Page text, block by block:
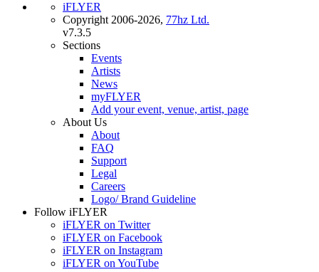
iFLYER
Copyright 2006-2026, 77hz Ltd.
v7.3.5
Sections
Events
Artists
News
myFLYER
Add your event, venue, artist, page
About Us
About
FAQ
Support
Legal
Careers
Logo/ Brand Guideline
Follow iFLYER
iFLYER on Twitter
iFLYER on Facebook
iFLYER on Instagram
iFLYER on YouTube